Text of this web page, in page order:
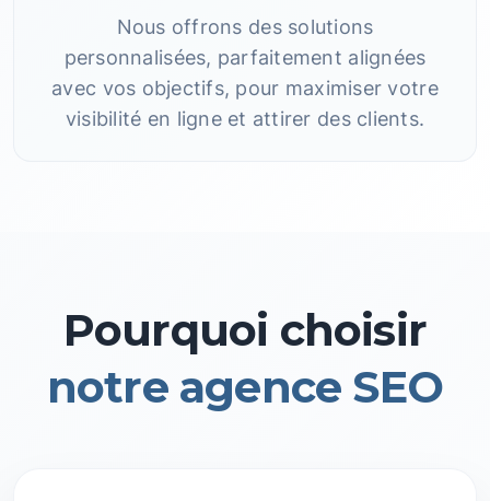
Nous offrons des solutions
personnalisées, parfaitement alignées
avec vos objectifs, pour maximiser votre
visibilité en ligne et attirer des clients.
Pourquoi choisir
notre agence SEO